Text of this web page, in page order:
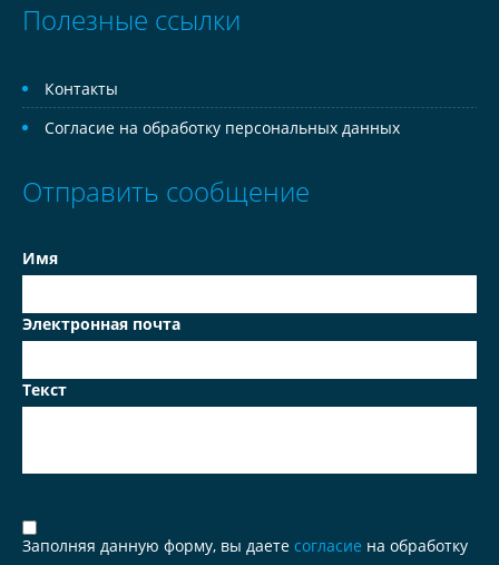
Полезные ссылки
Контакты
Согласие на обработку персональных данных
Отправить сообщение
Имя
Электронная почта
Текст
Заполняя данную форму, вы даете согласие на обработку